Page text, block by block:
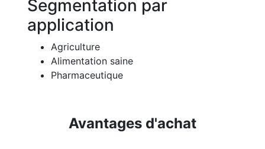
Segmentation par
application
Agriculture
Alimentation saine
Pharmaceutique
Avantages d'achat